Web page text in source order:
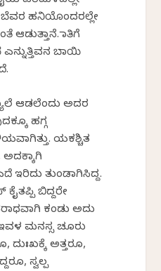
ಬೆವರ ಹನಿಯೊಂದರಲ್ಲೇ
ಆಡುತ್ತಾನೆ. ಮಾತಿಗೆ
ಬಾಯಿ
ಆಡಲೆಂದು ಅದರ
ಹಗ್ಗ
ಯಕಶ್ಚಿತ
ಅದಕ್ಕಾಗಿ
ಇರಿದು ತುಂಡಾಗಿಸಿದ್ದ.
ಬಿದ್ದರೇ
ಕಂಡು ಅದು
ಮನಸ್ಸ ಚೂರು
ದುಃಖಕ್ಕೆ ಅತ್ತರೂ,
ಸ್ವಲ್ಪ